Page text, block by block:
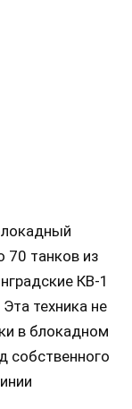
70 танков из
КВ-1
техника не
в блокадном
собственного